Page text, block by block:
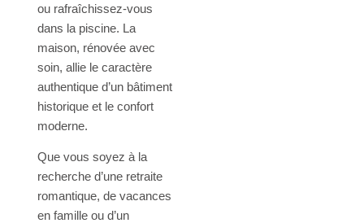
ou rafraîchissez-vous
dans la piscine. La
maison, rénovée avec
soin, allie le caractère
authentique d’un bâtiment
historique et le confort
moderne.
Que vous soyez à la
recherche d’une retraite
romantique, de vacances
en famille ou d’un